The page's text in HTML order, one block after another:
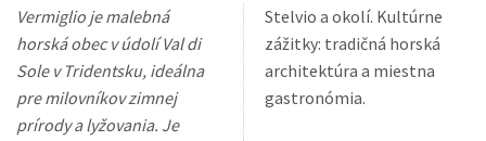
Vermiglio je malebná
horská obec v údolí Val di
Sole v Tridentsku, ideálna
pre milovníkov zimnej
prírody a lyžovania. Je
Stelvio a okolí. Kultúrne
zážitky: tradičná horská
architektúra a miestna
gastronómia.